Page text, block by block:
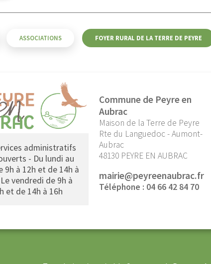
ASSOCIATIONS FOYER RURAL DE LA TERRE DE PEYRE
administratifs
- Du lundi au
9h à 12h et de 14h à
vendredi de 9h à
et de 14h à 16h
Commune de Peyre en
Aubrac
Maison de la Terre de Peyre
Rte du Languedoc - Aumont-
Aubrac
48130 PEYRE EN AUBRAC
mairie@peyreenaubrac.fr
Téléphone : 04 66 42 84 70